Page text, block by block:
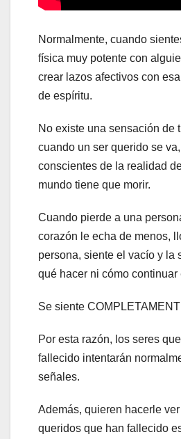
Normalmente, cuando
física muy potente con
crear lazos afectivos con
de espíritu.
No existe una sensación de
cuando un ser querido se
conscientes de la realidad
mundo tiene que morir.
Cuando pierde a una
corazón le echa de menos,
persona, siente el vacío y la
qué hacer ni cómo continuar
Se siente
Por esta razón, los seres
fallecido intentarán
señales.
Además, quieren hacerle
queridos que han fallecido